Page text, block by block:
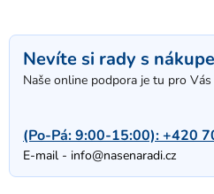
Nevíte si rady s
Naše online podpora je tu pro Vás
(Po-Pá: 9:00-15:00):+420
E-mail - info@nasenaradi.cz